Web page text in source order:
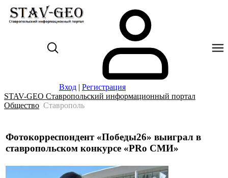
Вход | Регистрация
STAV-GEO Ставропольский информационный портал
Общество Ставрополь
Фотокорреспондент «Победы26» выиграл в
ставропольском конкурсе «PRo СМИ»